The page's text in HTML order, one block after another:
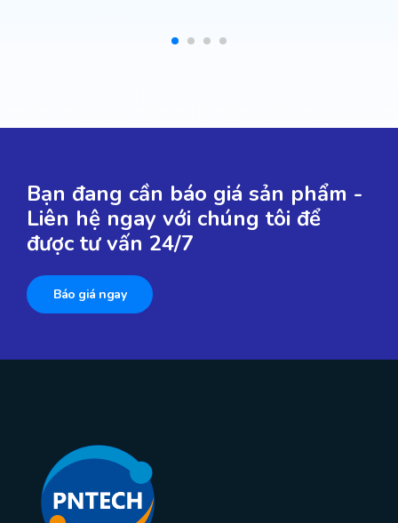
Bạn đang cần báo giá sản phẩm -
Liên hệ ngay với chúng tôi để
được tư vấn 24/7
Báo giá ngay